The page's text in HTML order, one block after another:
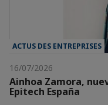
ACTUS DES ENTREPRISES
16/07/2026
Ainhoa Zamora,
Epitech España